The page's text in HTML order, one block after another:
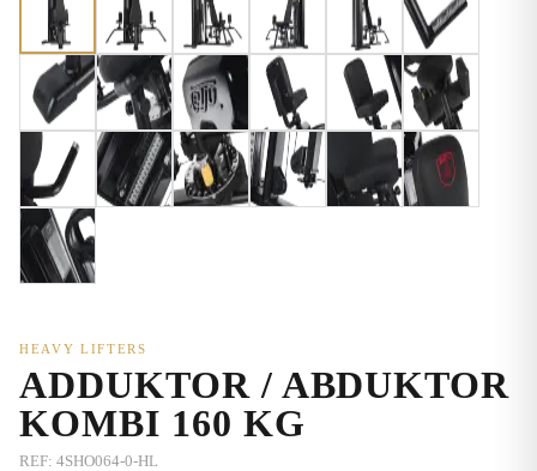
HEAVY LIFTERS
ADDUKTOR / ABDUKTOR
KOMBI 160 KG
REF: 4SHO064-0-HL